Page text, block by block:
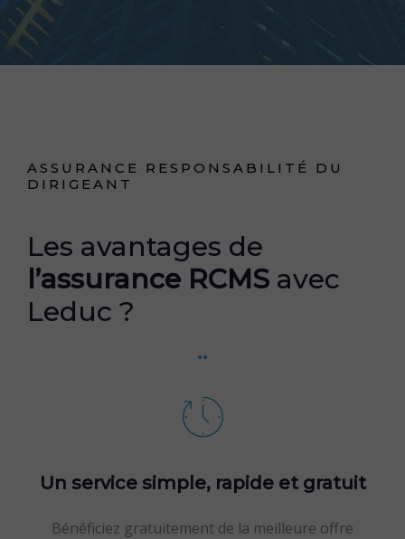
ASSURANCE RESPONSABILITÉ DU
DIRIGEANT
Les avantages de
l’assurance RCMSavec
Leduc ?
..
Un service simple, rapide et gratuit
Bénéficiez gratuitement de la meilleure offre